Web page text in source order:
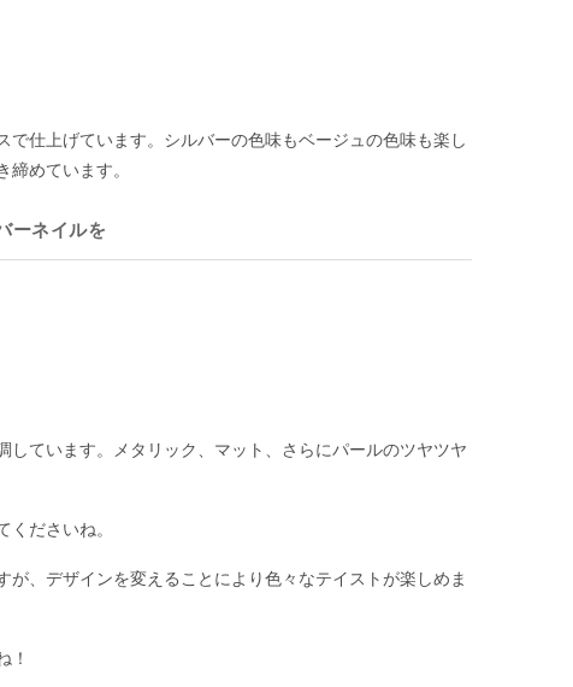
で仕上げています。シルバーの色味もベージュの色味も楽し
めています。
ーネイルを
しています。メタリック、マット、さらにパールのツヤツヤ
くださいね。
、デザインを変えることにより色々なテイストが楽しめま
！